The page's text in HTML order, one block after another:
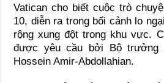
Vatican cho biết cuộc trò
10, diễn ra trong bối cảnh lo
rộng xung đột trong khu vực.
được yêu cầu bởi Bộ trưởng
Hossein Amir-Abdollahian.